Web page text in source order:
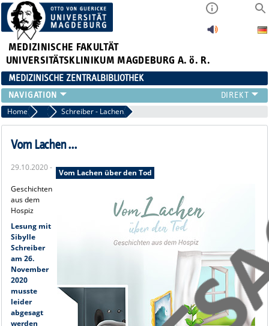
MEDIZINISCHE FAKULTÄT
UNIVERSITÄTSKLINIKUM MAGDEBURG A. ö. R.
MEDIZINISCHE ZENTRALBIBLIOTHEK
LITERATURSUCHE
SERVICE
INFORMATIONSKOMPETENZ
PUBLIZIEREN
NEU HIER?
SUCHE A-Z
Home 2020 Schreiber - Lachen
Vom Lachen ...
29.10.2020 -
Vom Lachen über den Tod
Geschichten
aus dem
Hospiz
Lesung mit
Sibylle
Schreiber
am 26.
November
2020
musste
leider
abgesagt
werden